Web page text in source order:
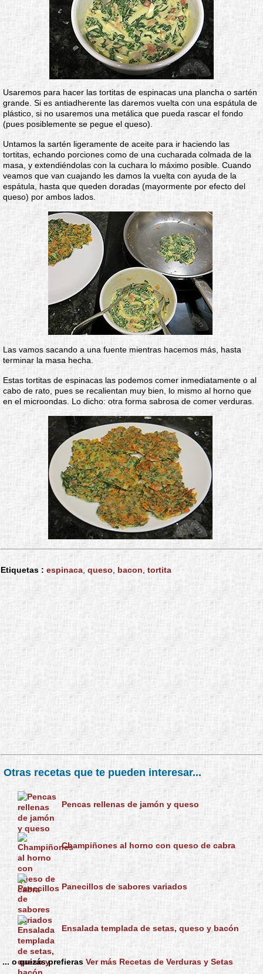
Usaremos para hacer las tortitas de espinacas una plancha o sartén
grande. Si es antiadherente las daremos vuelta con una espátula de
plástico, si no usaremos una metálica que pueda rascar el fondo
(pues posiblemente se pegue el queso).
Untamos la sartén ligeramente de aceite para ir haciendo las
tortitas, echando porciones como de una cucharada colmada de la
masa, y extendiéndolas con la cuchara lo máximo posible. Cuando
veamos que van cuajando les damos la vuelta con ayuda de la
espátula, hasta que queden doradas (mayormente por efecto del
queso) por ambos lados.
Las vamos sacando a una fuente mientras hacemos más, hasta
terminar la masa hecha.
Estas tortitas de espinacas las podemos comer inmediatamente o al
cabo de rato, pues se recalientan muy bien, lo mismo al horno que
en el microondas. Lo dicho: otra forma sabrosa de comer verduras.
Etiquetas : espinaca queso bacon tortita
Otras recetas que te pueden interesar...
Pencas rellenas de jamón y queso
Champiñones al horno con queso de cabra
Panecillos de sabores variados
Ensalada templada de setas, queso y bacón
... o quizás prefieras Ver más Recetas de Verduras y Setas